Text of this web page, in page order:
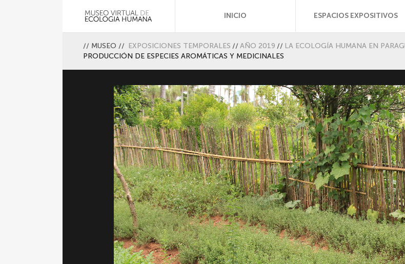
INICIO ESPACIOS EXPOSITIVOS
// MUSEO // EXPOSICIONES TEMPORALES // AÑO 2019 // LA ECOLOGÍA HUMANA EN
PRODUCCIÓN DE ESPECIES AROMÁTICAS Y MEDICINALES